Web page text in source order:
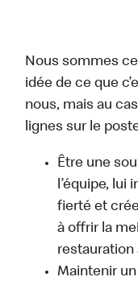
Nous sommes
idée de ce que
nous, mais au
lignes sur le
Être une
l’équipe, lui
fierté et
à offrir la
restauration
Maintenir